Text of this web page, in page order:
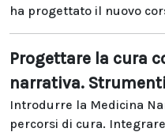
ha progettato il nuovo
Progettare la cura
narrativa.
Introdurre la Medicina
percorsi di cura.